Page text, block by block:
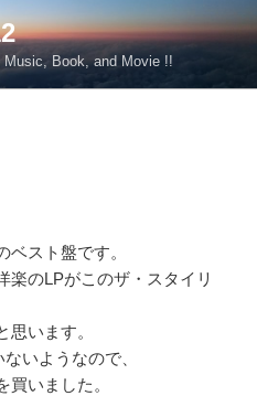
Book, and Movie !!
スト盤です。
楽のLPがこのザ・スタイリ
います。
いようなので、
いました。